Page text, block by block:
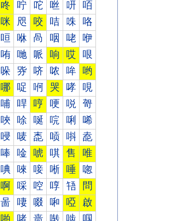
咚 咛 咜 咝 咞 咟
咪 咫 咬 咭 咮 咯
咺 咻 咼 咽 咾 咿
哊 哋 哌 响 哎 哏
哚 哛 哜 哝 哞 哟
哪 哫 哬 哭 哮 哯
哺 哻 哼 哽 哾 哿
唊 唋 唌 唍 唎 唏
唚 唛 唜 唝 唞 唟
唪 唫 唬 唭 售 唯
唺 唻 唼 唽 唾 唿
啊 啋 啌 啍 啎 問
啚 啛 啜 啝 啞 啟
啪 啫 啬 啭 啮 啯